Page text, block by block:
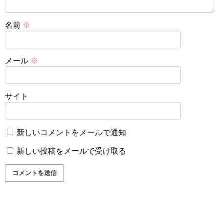
名前 ※
メール ※
サイト
新しいコメントをメールで通知
新しい投稿をメールで受け取る